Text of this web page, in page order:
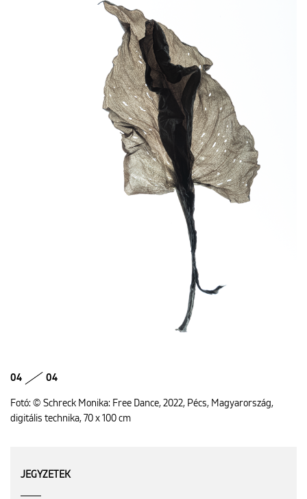
04 04
Fotó: © Schreck Monika: Free Dance, 2022, Pécs, Magyarország,
digitális technika, 70 x 100 cm
JEGYZETEK